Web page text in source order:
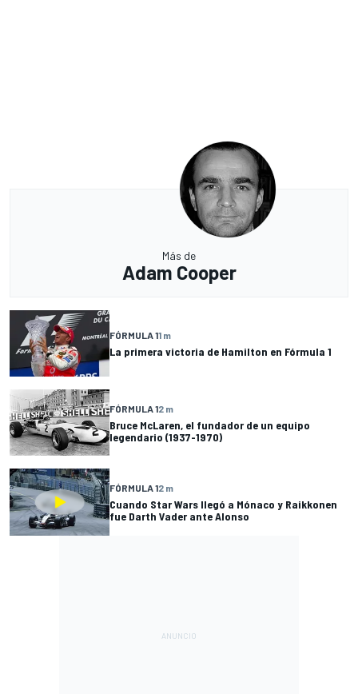
Más de
Adam Cooper
FÓRMULA 11 m
La primera victoria de Hamilton en Fórmula 1
FÓRMULA 12 m
Bruce McLaren, el fundador de un equipo
legendario (1937-1970)
FÓRMULA 12 m
Cuando Star Wars llegó a Mónaco y Raikkonen
fue Darth Vader ante Alonso